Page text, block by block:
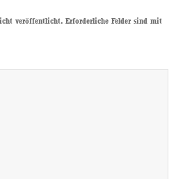
veröffentlicht. Erforderliche Felder sind mit